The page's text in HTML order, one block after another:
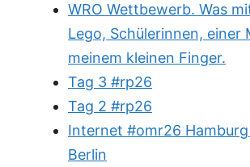
WRO Wettbewerb. Was
Lego, Schülerinnen, einer
meinem kleinen Finger.
Tag 3 #rp26
Tag 2 #rp26
Internet #omr26
Berlin